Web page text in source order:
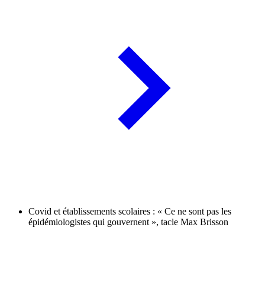
Covid et établissements scolaires : « Ce ne sont pas les
épidémiologistes qui gouvernent », tacle Max Brisson